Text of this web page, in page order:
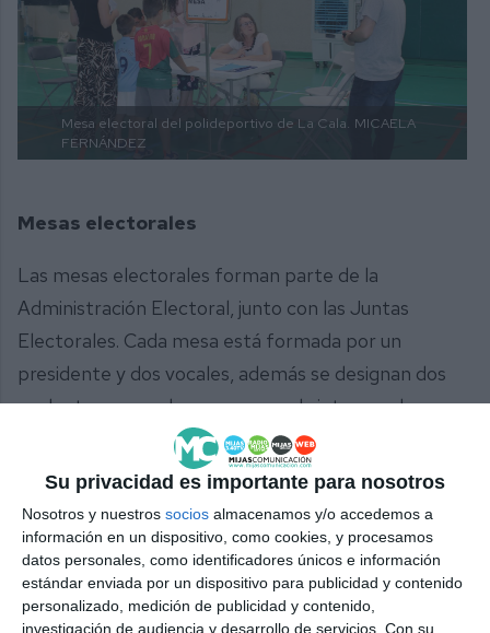
Su privacidad es importante para nosotros
Nosotros y nuestros socios almacenamos y/o accedemos a
información en un dispositivo, como cookies, y procesamos
datos personales, como identificadores únicos e información
estándar enviada por un dispositivo para publicidad y contenido
personalizado, medición de publicidad y contenido,
investigación de audiencia y desarrollo de servicios. Con su
Mesa electoral del polideportivo de La Cala. MICAELA
FERNÁNDEZ
Mesas electorales
Las mesas electorales forman parte de la
Administración Electoral, junto con las Juntas
Electorales. Cada mesa está formada por un
presidente y dos vocales, además se designan dos
suplentes por cada persona que la integran, lo que
hace un total de nueve personas por cada una. A la
mesa electoral le corresponde presidir el acto de la
votación, controlar su desarrollo y, por último,
realizar el recuento y el escrutinio.